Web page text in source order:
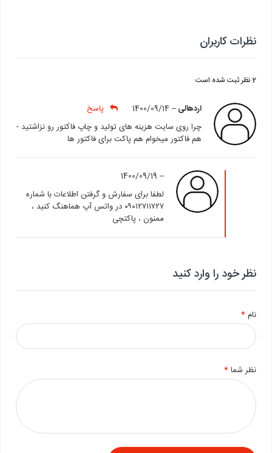
نظرات کاربران
2 نظر ثبت شده است
اردهالی–
پاسخ
چرا روی سایت هزینه های تولید و چاپ فاکتور رو نزاشتید -
هم فاکتور میخوام هم پاکت برای فاکتور ها
–
لطفا برای سفارش و گرفتن اطلاعات با شماره
۰۹۰۱۲۷۱۱۷۲۷ در واتس آپ هماهنگ کنید ،
ممنون ، پاکتچی
نظر خود را وارد کنید
نام*
نظر شما*